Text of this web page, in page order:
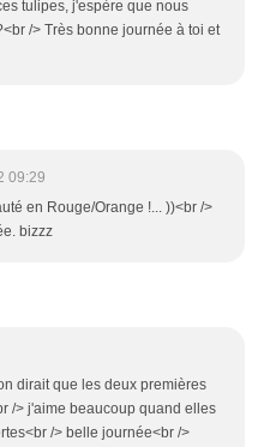
tulipes, j'espère que nous
/> Très bonne journée à toi et
09:29
en Rouge/Orange !... ))<br />
bizzz
dirait que les deux premières
/> j'aime beaucoup quand elles
/> belle journée<br />